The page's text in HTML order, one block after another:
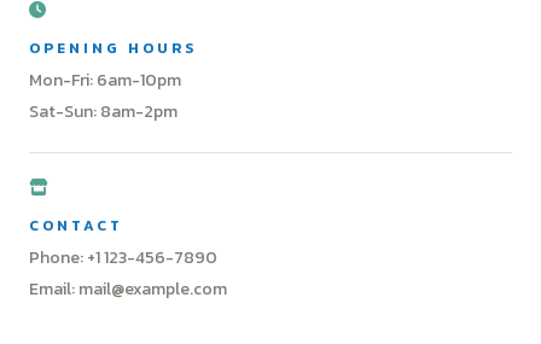
OPENING HOURS
Mon-Fri: 6am-10pm
Sat-Sun: 8am-2pm
CONTACT
Phone: +1 123-456-7890
Email: mail@example.com